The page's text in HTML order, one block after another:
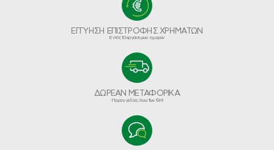
ΕΓΓΥΗΣΗ ΕΠΙΣΤΡΟΦΗΣ ΧΡΗΜΑΤΩΝ
Εντός 10 εργάσιμων ημερών
ΔΩΡΕΑΝ ΜΕΤΑΦΟΡΙΚΑ
Παραγγελίες Άνω Των €49